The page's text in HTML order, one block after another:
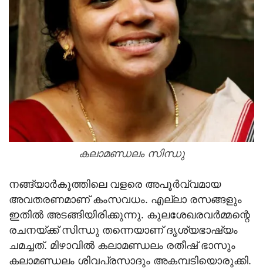
കലാമണ്ഡലം സിന്ധു
നങ്ങ്യാര്‍കൂത്തിലെ വളരെ അപൂര്‍വ്വമായ
അവതരണമാണ് കംസവധം. എല്ലാ രസങ്ങളും
ഇതില്‍ അടങ്ങിയിരിക്കുന്നു. കുലശേഖരവര്‍മ്മന്റെ
രചനയ്ക്ക് സിന്ധു തന്നെയാണ് ദൃശ്യഭാഷ്യം
ചമച്ചത്. മിഴാവില്‍ കലാമണ്ഡലം രതീഷ് ഭാസും
കലാമണ്ഡലം ശിവപ്രസാദും അകമ്പടിയൊരുക്കി.